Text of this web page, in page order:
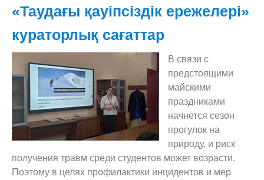
«Таудағы қауіпсіздік ережелері»
кураторлық сағаттар
В связи с
предстоящими
майскими
праздниками
начнется сезон
прогулок на
природу, и риск
получения травм среди студентов может возрасти.
Поэтому в целях профилактики инцидентов и мер